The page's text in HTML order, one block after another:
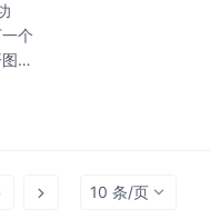
个
像
10 条/页